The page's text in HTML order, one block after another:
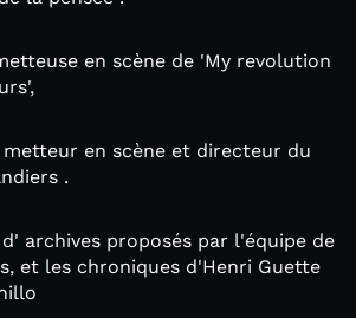
en scène de 'My revolution
metteur en scène et directeur du
.
archives proposés par l'équipe de
et les chroniques d'Henri Guette